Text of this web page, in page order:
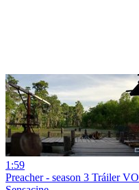
1:59
Preacher - season 3 Tráiler VO